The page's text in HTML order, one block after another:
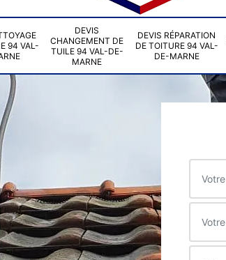
94 VAL-
DEVIS
CHANGEMENT DE
TUILE 94 VAL-DE-
MARNE
DEVIS RÉPARATION
DE TOITURE 94 VAL-
DE-MARNE